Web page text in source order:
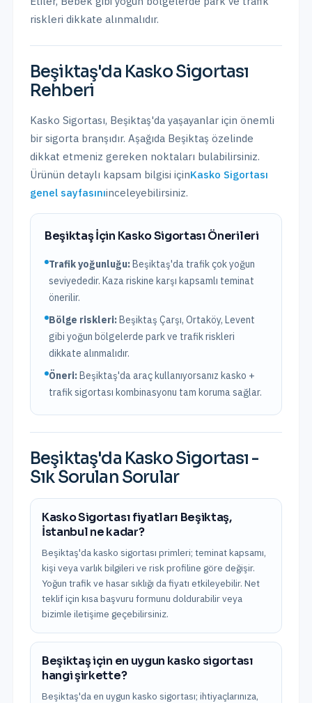
riskleri dikkate alınmalıdır.
Beşiktaş'da Kasko Sigortası
Rehberi
Kasko Sigortası, Beşiktaş'da yaşayanlar için önemli
bir sigorta branşıdır. Aşağıda Beşiktaş özelinde
dikkat etmeniz gereken noktaları bulabilirsiniz.
Ürünün detaylı kapsam bilgisi içinKasko Sigortası
genel sayfasınıinceleyebilirsiniz.
Beşiktaşİçin Kasko SigortasıÖnerileri
Trafik yoğunluğu:Beşiktaş'da trafik çok yoğun
seviyededir. Kaza riskine karşı kapsamlı teminat
önerilir.
Bölge riskleri:Beşiktaş Çarşı, Ortaköy, Levent
gibi yoğun bölgelerde park ve trafik riskleri
dikkate alınmalıdır.
Öneri:Beşiktaş'da araç kullanıyorsanız kasko +
trafik sigortası kombinasyonu tam koruma sağlar.
Beşiktaş'da Kasko Sigortası -
Sık Sorulan Sorular
Kasko Sigortası fiyatları Beşiktaş,
İstanbul ne kadar?
Beşiktaş'da kasko sigortası primleri; teminat kapsamı,
kişi veya varlık bilgileri ve risk profiline göre değişir.
Yoğun trafik ve hasar sıklığı da fiyatı etkileyebilir. Net
teklif için kısa başvuru formunu doldurabilir veya
bizimle iletişime geçebilirsiniz.
Beşiktaş için en uygun kasko sigortası
hangi şirkette?
Beşiktaş'da en uygun kasko sigortası; ihtiyaçlarınıza,